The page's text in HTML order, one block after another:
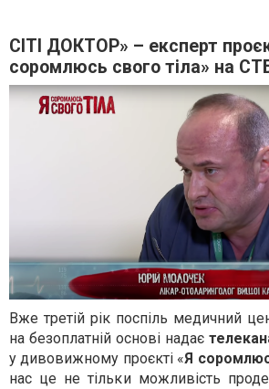
СІТІ ДОКТОР» – експерт
соромлюсь свого тіла» на
Вже третій рік поспіль медичний
на безоплатній основі надає
у дивовижному проєкті «Я
нас це не тільки можливість